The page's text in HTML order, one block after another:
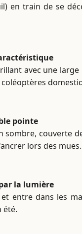
en train de se
avec une
pointe
sombre, couverte
lors des mues.
la lumière
entre dans les
été.